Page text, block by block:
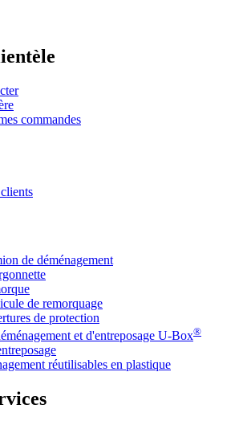
commandes
de déménagement
de remorquage
de protection
et d'entreposage U-Box®
réutilisables en plastique